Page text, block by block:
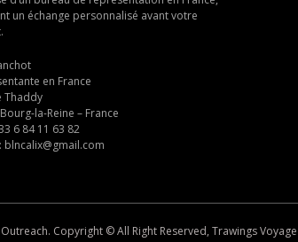
un échange personnalisé avant votre
en France
Thaddy
la-Reine – France
6 84 11 63 82
blncalix@gmail.com
Copyright © All Right Reserved, Trawings Voyage